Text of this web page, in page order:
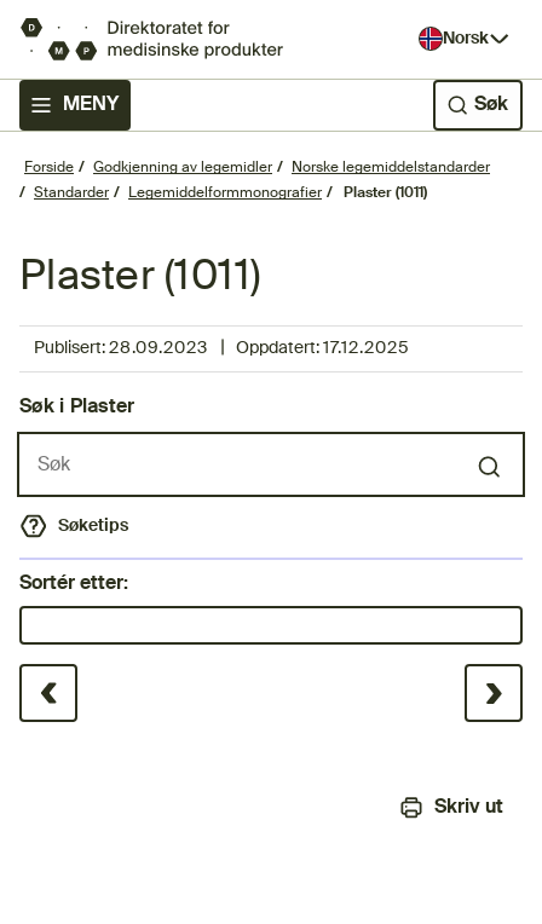
Norsk
MENY Søk
Forside Godkjenning av legemidler
Norske legemiddelstandarder
Standarder
Legemiddelformmonografier Plaster (1011)
Plaster (1011)
Publisert: 28.09.2023 Oppdatert:17.12.2025
Søk i Plaster
Søketips
Sortér liste på verdi:
Sortér etter:
Skriv ut